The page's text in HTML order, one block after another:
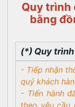
Quy trình
bằng
(*) Quy
- Tiếp nhận
quý khách
- Tiến hành